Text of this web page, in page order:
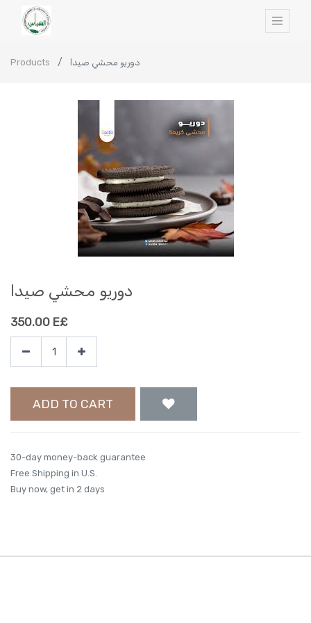
Products دوريو محشي صيدا
دوريو محشي صيدا
350.00 E£
ADD TO CART
30-day money-back guarantee
Free Shipping in U.S.
Buy now, get in 2 days